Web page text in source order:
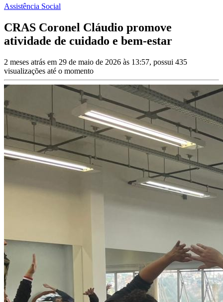
Assistência Social
CRAS Coronel Cláudio promove
atividade de cuidado e bem-estar
2 meses atrás em 29 de maio de 2026 às 13:57, possui 435
visualizações até o momento